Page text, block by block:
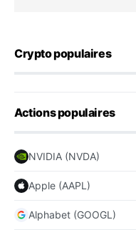
Crypto populaires
Actions populaires
NVIDIA (NVDA)
Apple (AAPL)
Alphabet (GOOGL)